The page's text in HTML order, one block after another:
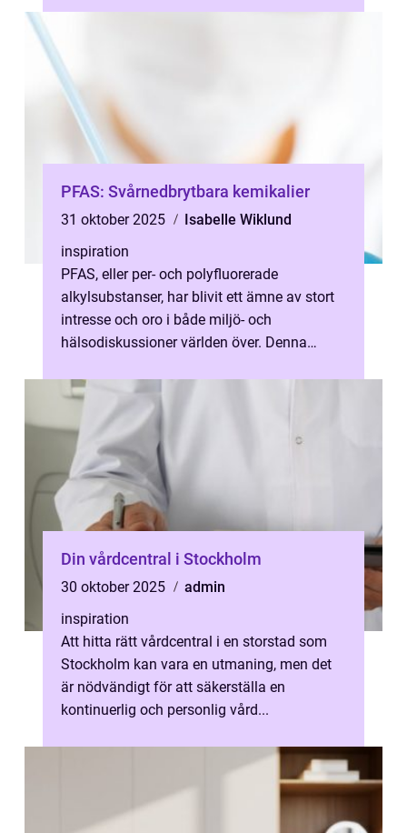
PFAS: Svårnedbrytbara kemikalier
31 oktober 2025
Isabelle Wiklund
inspiration
PFAS, eller per- och polyfluorerade
alkylsubstanser, har blivit ett ämne av stort
intresse och oro i både miljö- och
hälsodiskussioner världen över. Denna
Din vårdcentral i Stockholm
30 oktober 2025
admin
inspiration
Att hitta rätt vårdcentral i en storstad som
Stockholm kan vara en utmaning, men det
är nödvändigt för att säkerställa en
kontinuerlig och personlig vård...